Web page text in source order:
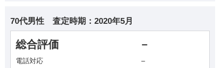
70代男性 査定時期： 2020年5月
総合評価 －
電話対応 －